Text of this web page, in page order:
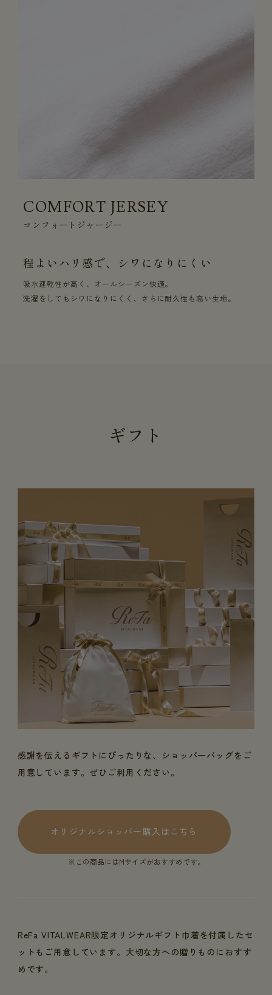
COMFORT JERSEY
コンフォートジャージー
程よいハリ感で、シワになりにくい
吸水速乾性が高く、オールシーズン快適。
洗濯をしてもシワになりにくく、さらに耐久性も高い生地。
ギフト
感謝を伝えるギフトにぴったりな、ショッパーバッグをご
用意しています。ぜひご利用ください。
オリジナルショッパー購入はこちら
※この商品にはMサイズがおすすめです。
ReFa VITALWEAR限定オリジナルギフト巾着を付属したセ
ットもご用意しています。大切な方への贈りものにおすす
めです。